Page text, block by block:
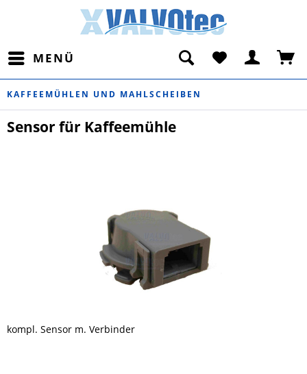
MENÜ
KAFFEEMÜHLEN UND MAHLSCHEIBEN
Sensor für Kaffeemühle
kompl. Sensor m. Verbinder